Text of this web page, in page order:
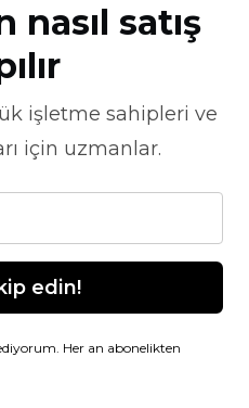
satış
işletme sahipleri ve
için uzmanlar.
edin!
Her an abonelikten